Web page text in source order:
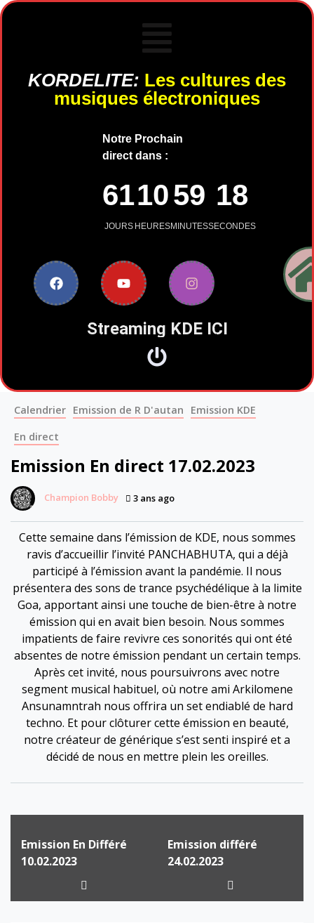
KORDELITE: Les cultures des
musiques électroniques
Notre Prochain
direct dans :
61
JOURS
10
HEURES
59
MINUTES
18
SECONDES
Streaming KDE ICI
Calendrier Emission de R D'autan
Emission KDE
En direct
Emission En direct 17.02.2023
Champion Bobby 3 ans ago
Cette semaine dans l’émission de KDE, nous sommes
ravis d’accueillir l’invité PANCHABHUTA, qui a déjà
participé à l’émission avant la pandémie. Il nous
présentera des sons de trance psychédélique à la limite
Goa, apportant ainsi une touche de bien-être à notre
émission qui en avait bien besoin. Nous sommes
impatients de faire revivre ces sonorités qui ont été
absentes de notre émission pendant un certain temps.
Après cet invité, nous poursuivrons avec notre
segment musical habituel, où notre ami Arkilomene
Ansunamntrah nous offrira un set endiablé de hard
techno. Et pour clôturer cette émission en beauté,
notre créateur de générique s’est senti inspiré et a
décidé de nous en mettre plein les oreilles.
Emission En Différé
10.02.2023
Emission différé
24.02.2023